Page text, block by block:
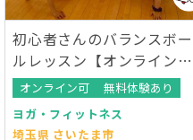
初心者さんのバランスボー
ルレッスン【オンラインレ
ッスンあり】
オンライン可
無料体験あり
ヨガ・フィットネス
埼玉県 さいたま市